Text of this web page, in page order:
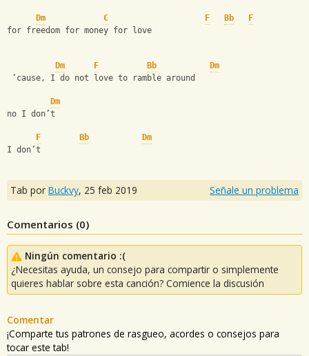
Dm C F Bb
F
for freedom for money for love
Dm F Bb
Dm
‘cause, I do not love to ramble around
Dm
no I don’t
F Bb
Dm
I don’t
Tab por Buckvy, 25 feb 2019 Señale un problema
Comentarios (0)
Ningún comentario :(
¿Necesitas ayuda, un consejo para compartir o simplemente
quieres hablar sobre esta canción? Comience la discusión
Comentar
¡Comparte tus patrones de rasgueo, acordes o consejos para
tocar este tab!